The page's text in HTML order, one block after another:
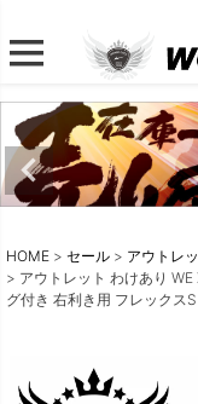
HOME セール アウトレ
アウトレット わけあり
グ付き 右利き用 フレックス